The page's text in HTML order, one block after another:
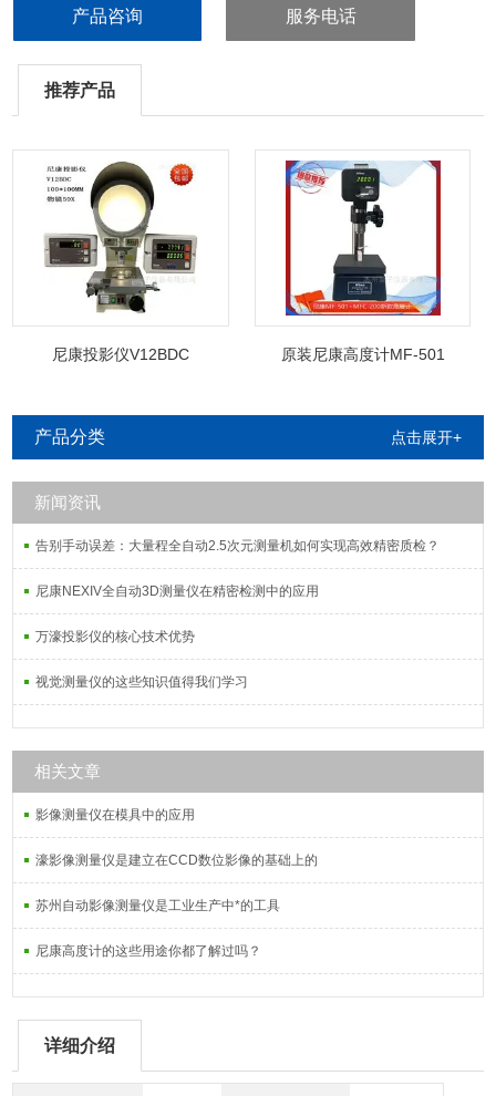
产品咨询 服务电话
推荐产品
尼康投影仪V12BDC 原装尼康高度计MF-501
产品分类 点击展开+
新闻资讯
告别手动误差：大量程全自动2.5次元测量机如何实现高效精密质检？
尼康NEXIV全自动3D测量仪在精密检测中的应用
万濠投影仪的核心技术优势
视觉测量仪的这些知识值得我们学习
相关文章
影像测量仪在模具中的应用
濠影像测量仪是建立在CCD数位影像的基础上的
苏州自动影像测量仪是工业生产中*的工具
尼康高度计的这些用途你都了解过吗？
详细介绍